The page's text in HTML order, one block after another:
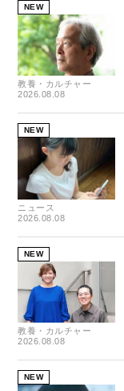
NEW
教養・カルチャー
2026.08.08
NEW
ニュース
2026.08.08
NEW
教養・カルチャー
2026.08.08
NEW